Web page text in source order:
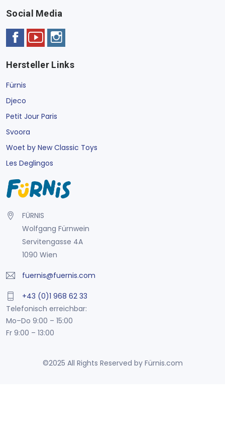
Social Media
Hersteller Links
Fürnis
Djeco
Petit Jour Paris
Svoora
Woet by New Classic Toys
Les Deglingos
FÜRNIS
Wolfgang Fürnwein
Servitengasse 4A
1090 Wien
fuernis@fuernis.com
+43 (0)1 968 62 33
Telefonisch erreichbar:
Mo–Do 9:00 – 15:00
Fr 9:00 – 13:00
©2025 All Rights Reserved by Fürnis.com